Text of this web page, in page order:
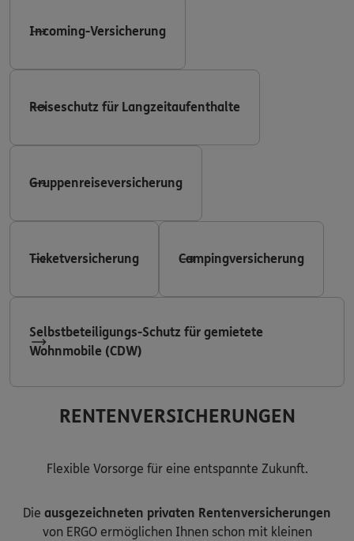
Incoming-Versicherung
Reiseschutz für Langzeitaufenthalte
Gruppenreiseversicherung
Ticketversicherung Campingversicherung
Selbstbeteiligungs-Schutz für gemietete
Wohnmobile (CDW)
RENTENVERSICHERUNGEN
Flexible Vorsorge für eine entspannte Zukunft.
Die ausgezeichneten privaten Rentenversicherungen
von ERGO ermöglichen Ihnen schon mit kleinen